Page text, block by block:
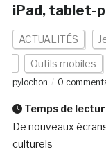
iPad, tablet-
ACTUALITÉS
Outils mobiles
pylochon
0
Temps de
De nouveaux
culturels